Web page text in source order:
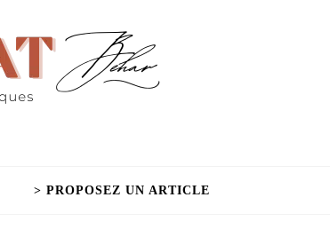
> PROPOSEZ UN ARTICLE